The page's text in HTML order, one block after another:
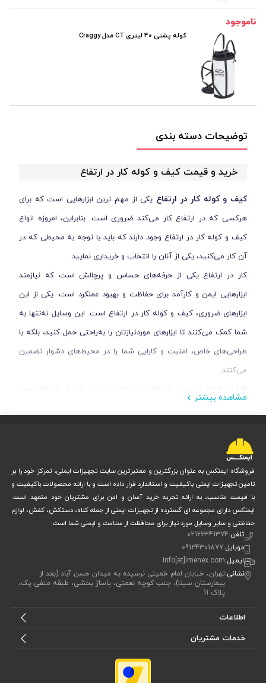
ناموجود
کوله پشتی 40 لیتری CT مدل Craggy
توضیحات دسته بندی
خرید و قیمت کیف و کوله کار در ارتفاع
کیف و کوله کار در ارتفاع یکی از مهم ترین ابزار‌هایی است که برای
هرکسی که در ارتفاع کار می‌کند ضروری است. بنابراین، امروزه انواع
کیف و کوله کار در ارتفاع وجود دارند که باید با توجه به محیطی که در
آن کار می‌کنید، یکی از آنان را انتخاب و خریداری نمایید.
کار در ارتفاع یکی از حرفه‌های حساس و پرچالش است که نیازمند
ابزارهایی ایمن و کارآمد برای حفاظت و بهبود عملکرد است. یکی از این
ابزارهای ضروری، کیف و کوله کار در ارتفاع است. این وسایل نه‌تنها به
شما کمک می‌کنند تا ابزارهای موردنیازتان را به‌راحتی حمل کنید، بلکه با
طراحی‌های خاص، امنیت و کارایی شما را در محیط‌های دشوار تضمین
می‌کنند.
کیف و کوله مناسب برای کار در ارتفاع، چیزی بیش از یک ابزار حمل
شما را با نکات کلیدی در انتخاب کیف و کوله مناسب برای کار در ارتفاع
آشنا کنیم. از بررسی کیفیت و جنس گرفته تا طراحی ارگونومیک و
ظرفیت مناسب، هر آنچه که باید بدانید را برایتان آماده کرده‌ایم. اگر
به‌دنبال خریدی مطمئن هستید و می‌خواهید بهترین انتخاب را برای حرفه
خود داشته باشید، با ما همراه باشید.
کیف و کوله کار در ارتفاع، به انواع مختلفی تقسیم می‌شوند که هر
مشاهده بیشتر
فروشگاه ایمنکس به عنوان بزرگترین و معتبرترین سایت تجهیزات ایمنی، تمرکز خود را بر
تامین تجهیزات ایمنی باکیفیت و استاندارد قرار داده است و با ارائه محصولات باکیفیت و
با قیمت مناسب، به ارائه تجربه خرید آسان و امن برای مشتریان خود متعهد است.
ایمنکس دارای مجموعه ای گسترده از تجهیزات ایمنی از جمله کلاه، دستکش، کفش، لوازم
حفاظتی و سایر وسایل مورد نیاز برای محافظت از سلامت و ایمنی شما است.
تلفن:02166341374
موبایل:09124301877
ایمیل:info[at]imenex.com
نشانی:تهران، خیابان امام خمینی نرسیده به میدان حسن آباد (بعد از
بیمارستان سینا)، جنب کوچه نعمتی، پاساژ بخشی، طبقه منفی یک،
پلاک 11
اطلاعات
خدمات مشتریان